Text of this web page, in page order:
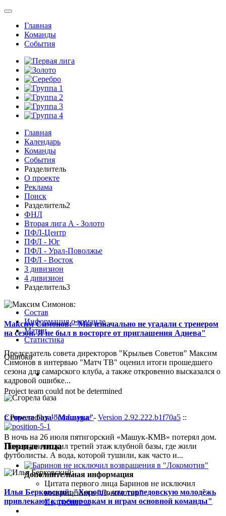
Главная
Команды
События
Главная
Календарь
Команды
События
Разделитель
О проекте
Реклама
Поиск
Разделитель2
ФНЛ
Вторая лига А - Золото
ПФЛ-Центр
ПФЛ - Юг
ПФЛ - Урал-Поволжье
ПФЛ - Восток
3 дивизион
4 дивизион
Разделитель3
Максим Симонов: "Мы изначально не угадали с тренером
на сезон. Я не был в восторге от приглашения Адиева"
Председатель совета директоров "Крыльев Советов" Максим
Симонов в интервью "Матч ТВ" оценил итоги прошедшего
сезона для самарского клуба, а также откровенно высказался о
кадровой ошибке...
Сгорела база "Машука"
В ночь на 26 июля пятигорский «Машук-КМВ» потерял дом.
Пожар уничтожил третий этаж клубной базы, где жили
футболисты. А вода, которой тушили, как часто и...
Илья Берковский: "Хорошо, что торпедовскую молодёжь
привлекают к тренировкам и играм основной команды"
Состав
Информация о команде
Матчи
Статистика
Ошибка
Project team could not be determined
:: Powered byJoomLeague- Version 2.92.222.b1f70a5 ::
Первые лица
Дополнительная информация
Цитата первого лица Баринов не исключил
возвращения в "Локомотив"
Подробнее ...